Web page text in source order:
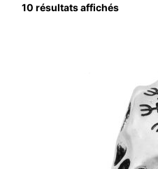
10 résultats affichés